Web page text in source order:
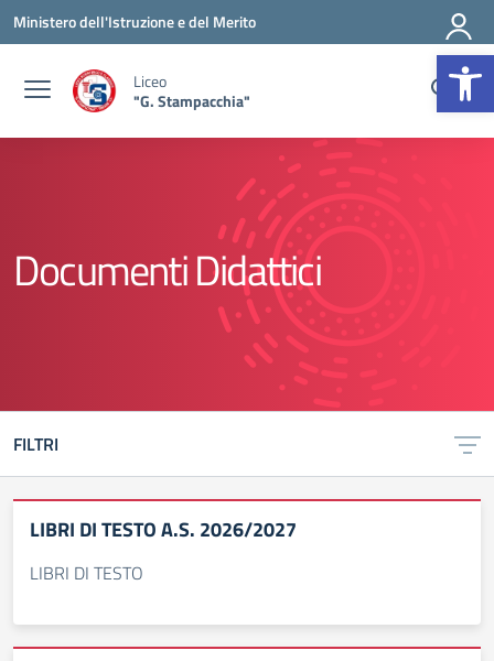
Vai ai contenuti
Vai al menu di navigazione
Vai al footer
Ministero dell'Istruzione e del Merito
Liceo
"G. Stampacchia"
Documenti Didattici
FILTRI
LIBRI DI TESTO A.S. 2026/2027
LIBRI DI TESTO